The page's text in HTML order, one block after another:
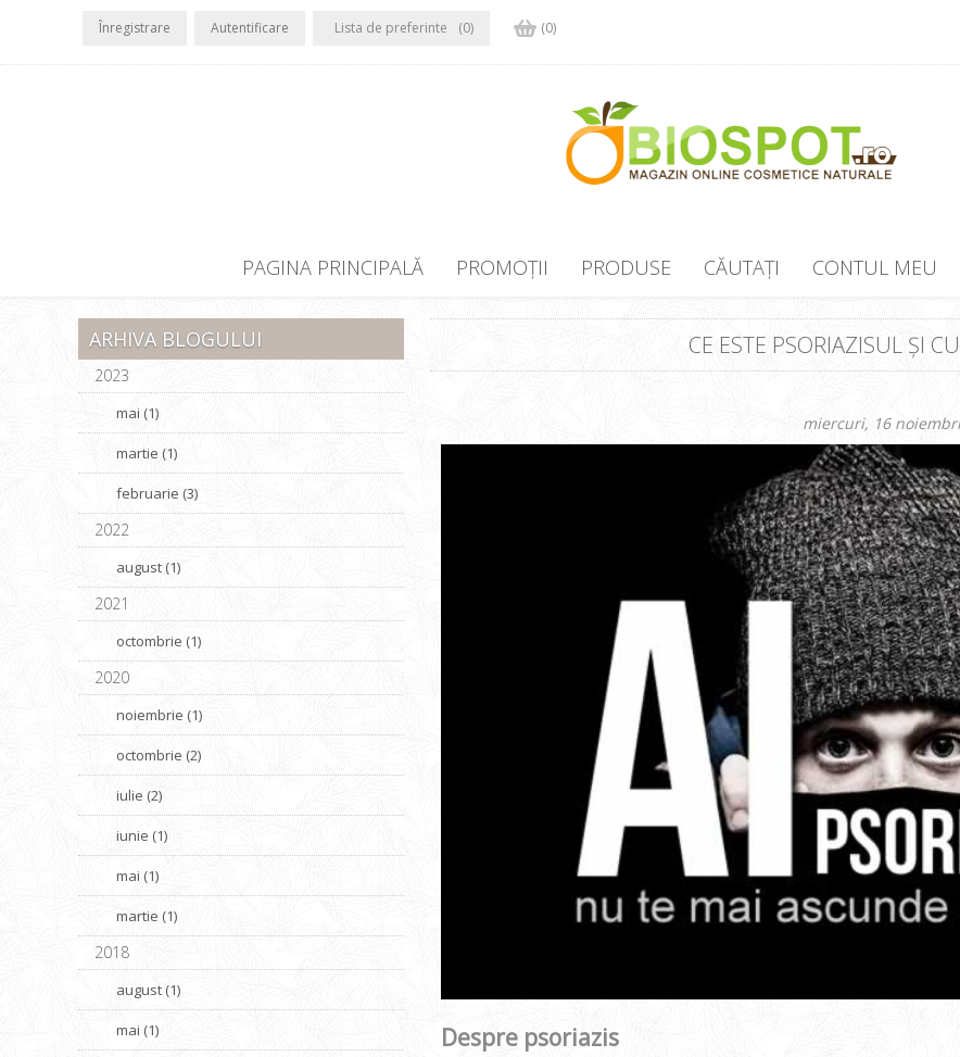
Înregistrare Autentificare Lista de preferinte (0) (0)
PAGINA PRINCIPALĂ PROMOȚII PRODUSE CĂUTAȚI CONTUL MEU
CE ESTE PSORIAZISUL ȘI
miercuri, 16
Despre psoriazis
ARHIVA BLOGULUI
2023
mai (1)
martie (1)
februarie (3)
2022
august (1)
2021
octombrie (1)
2020
noiembrie (1)
octombrie (2)
iulie (2)
iunie (1)
mai (1)
martie (1)
2018
august (1)
mai (1)